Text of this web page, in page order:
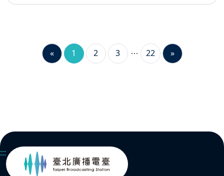
« 1 2 3 22 »
:::